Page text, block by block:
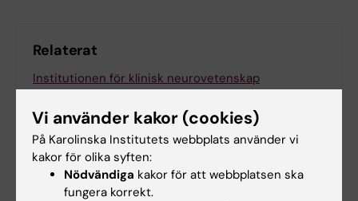
Relaterat
Institutionen för klinisk neurovetenskap
Vi använder kakor (cookies)
På Karolinska Institutets webbplats använder vi
kakor för olika syften:
Nödvändiga kakor för att webbplatsen ska
fungera korrekt.